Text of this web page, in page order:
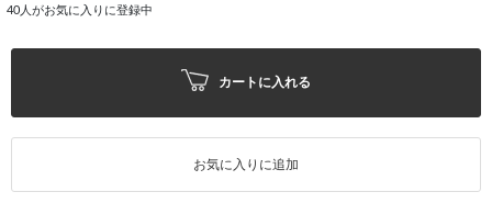
40 人がお気に入りに登録中
カートに入れる
お気に入りに追加